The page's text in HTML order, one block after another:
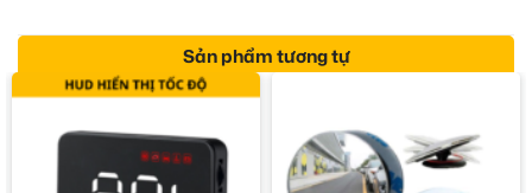
Sản phẩm tương tự